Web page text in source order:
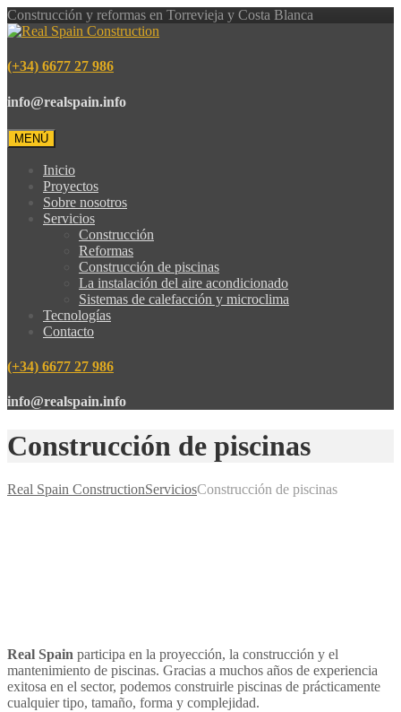
Construcción y reformas en Torrevieja y Costa Blanca
(+34) 6677 27 986
info@realspain.info
MENÚ
Inicio
Proyectos
Sobre nosotros
Servicios
Construcción
Reformas
Construcción de piscinas
La instalación del aire acondicionado
Sistemas de calefacción y microclima
Tecnologías
Contacto
(+34) 6677 27 986
info@realspain.info
Construcción de piscinas
Real Spain ConstructionServiciosConstrucción de piscinas
Real Spain participa en la proyección, la construcción y el
mantenimiento de piscinas. Gracias a muchos años de experiencia
exitosa en el sector, podemos construirle piscinas de prácticamente
cualquier tipo, tamaño, forma y complejidad.